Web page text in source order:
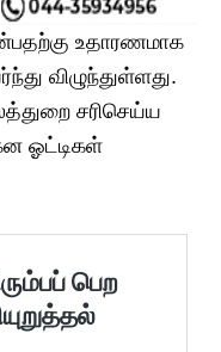
உதாரணமாக
விழுந்துள்ளது.
சரிசெய்ய
ஓட்டிகள்